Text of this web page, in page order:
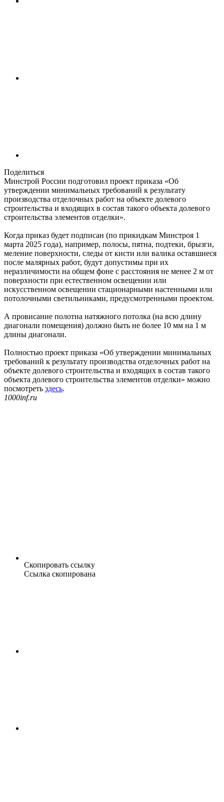
Поделиться
Минстрой России подготовил проект приказа «Об
утверждении минимальных требований к результату
производства отделочных работ на объекте долевого
строительства и входящих в состав такого объекта долевого
строительства элементов отделки».
Когда приказ будет подписан (по прикидкам Минстроя 1
марта 2025 года), например, полосы, пятна, подтеки, брызги,
меление поверхности, следы от кисти или валика оставшиеся
после малярных работ, будут допустимы при их
неразличимости на общем фоне с расстояния не менее 2 м от
поверхности при естественном освещении или
искусственном освещении стационарными настенными или
потолочными светильниками, предусмотренными проектом.
А провисание полотна натяжного потолка (на всю длину
диагонали помещения) должно быть не более 10 мм на 1 м
длины диагонали.
Полностью проект приказа «Об утверждении минимальных
требований к результату производства отделочных работ на
объекте долевого строительства и входящих в состав такого
объекта долевого строительства элементов отделки» можно
посмотреть здесь.
1000inf.ru
Скопировать ссылку
Ссылка скопирована